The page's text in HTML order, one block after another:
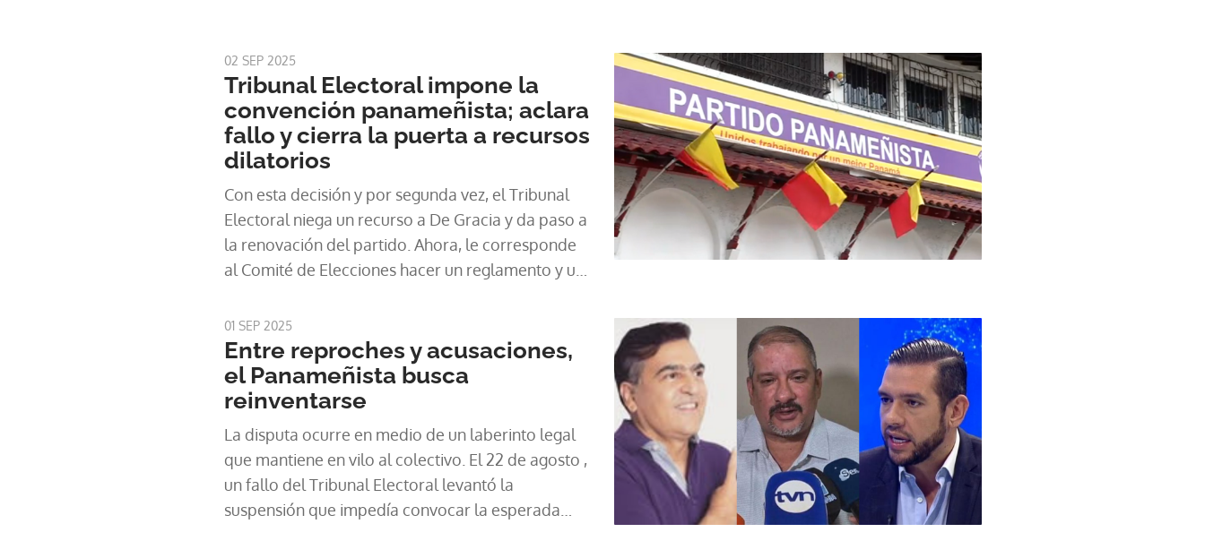
02 SEP 2025
Tribunal Electoral impone la
convención panameñista; aclara
fallo y cierra la puerta a recursos
dilatorios
Con esta decisión y por segunda vez, el Tribunal
Electoral niega un recurso a De Gracia y da paso a
la renovación del partido. Ahora, le corresponde
al Comité de Elecciones hacer un reglamento y un
01 SEP 2025
Entre reproches y acusaciones,
el Panameñista busca
reinventarse
La disputa ocurre en medio de un laberinto legal
que mantiene en vilo al colectivo. El 22 de agosto ,
un fallo del Tribunal Electoral levantó la
suspensión que impedía convocar la esperada